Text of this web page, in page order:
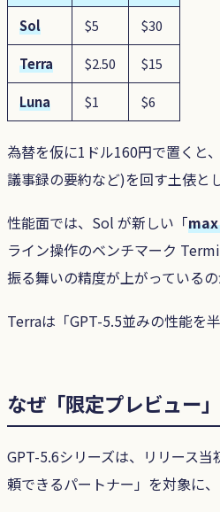
Sol $5 $30
Terra $2.50 $15
Luna $1 $6
為替を仮に1ドル160円で置くと
議事録の要約など)を回す土俵と
性能面では、Sol が新しい「
ライン操作のベンチマーク
振る舞いの精度が上がっているの
Terraは「GPT-5.5並みの性能を
なぜ「限定プレビュー
GPT-5.6シリーズは、リリース
頼できるパートナー」を対象に